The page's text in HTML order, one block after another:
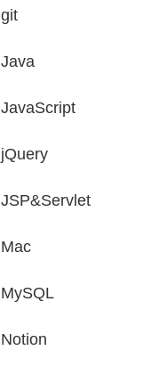
git
Java
JavaScript
jQuery
JSP&Servlet
Mac
MySQL
Notion